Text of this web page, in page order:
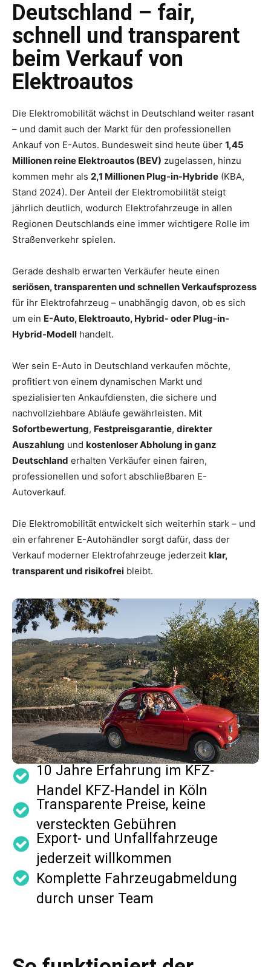
Deutschland – fair,
schnell und transparent
beim Verkauf von
Elektroautos
Die Elektromobilität wächst in Deutschland weiter rasant
– und damit auch der Markt für den professionellen
Ankauf von E-Autos. Bundesweit sind heute über 1,45
Millionen reine Elektroautos (BEV) zugelassen, hinzu
kommen mehr als 2,1 Millionen Plug-in-Hybride (KBA,
Stand 2024). Der Anteil der Elektromobilität steigt
jährlich deutlich, wodurch Elektrofahrzeuge in allen
Regionen Deutschlands eine immer wichtigere Rolle im
Straßenverkehr spielen.
Gerade deshalb erwarten Verkäufer heute einen
seriösen, transparenten und schnellen Verkaufsprozess
für ihr Elektrofahrzeug – unabhängig davon, ob es sich
um ein E-Auto, Elektroauto, Hybrid- oder Plug-in-
Hybrid-Modell handelt.
Wer sein E-Auto in Deutschland verkaufen möchte,
profitiert von einem dynamischen Markt und
spezialisierten Ankaufdiensten, die sichere und
nachvollziehbare Abläufe gewährleisten. Mit
Sofortbewertung, Festpreisgarantie, direkter
Auszahlung und kostenloser Abholung in ganz
Deutschland erhalten Verkäufer einen fairen,
professionellen und sofort abschließbaren E-
Autoverkauf.
Die Elektromobilität entwickelt sich weiterhin stark – und
ein erfahrener E-Autohändler sorgt dafür, dass der
Verkauf moderner Elektrofahrzeuge jederzeit klar,
transparent und risikofrei bleibt.
10 Jahre Erfahrung im KFZ-
Handel KFZ-Handel in Köln
Transparente Preise, keine
versteckten Gebühren
Export- und Unfallfahrzeuge
jederzeit willkommen
Komplette Fahrzeugabmeldung
durch unser Team